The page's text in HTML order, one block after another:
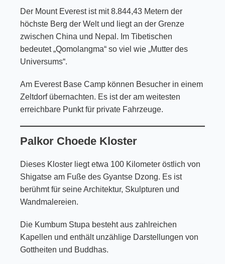
Der Mount Everest ist mit 8.844,43 Metern der
höchste Berg der Welt und liegt an der Grenze
zwischen China und Nepal. Im Tibetischen
bedeutet „Qomolangma“ so viel wie „Mutter des
Universums“.
Am Everest Base Camp können Besucher in einem
Zeltdorf übernachten. Es ist der am weitesten
erreichbare Punkt für private Fahrzeuge.
Palkor Choede Kloster
Dieses Kloster liegt etwa 100 Kilometer östlich von
Shigatse am Fuße des Gyantse Dzong. Es ist
berühmt für seine Architektur, Skulpturen und
Wandmalereien.
Die Kumbum Stupa besteht aus zahlreichen
Kapellen und enthält unzählige Darstellungen von
Gottheiten und Buddhas.